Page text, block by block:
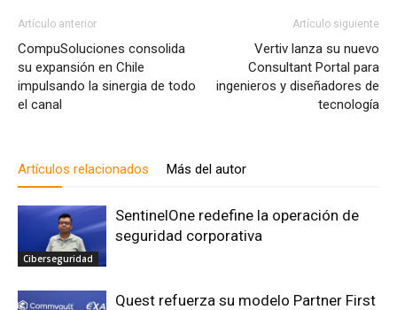
Artículo anterior
CompuSoluciones consolida
su expansión en Chile
impulsando la sinergia de todo
el canal
Artículo siguiente
Vertiv lanza su nuevo
Consultant Portal para
ingenieros y diseñadores de
tecnología
Artículos relacionados Más del autor
Ciberseguridad
SentinelOne redefine la operación de
seguridad corporativa
Quest refuerza su modelo Partner First